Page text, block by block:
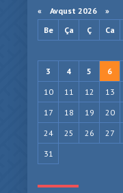
« Avqust 2026 »
Be
Ça Ç Ca
3
4 5 6
10
11 12 13
17
18 19 20
24
25 26 27
31